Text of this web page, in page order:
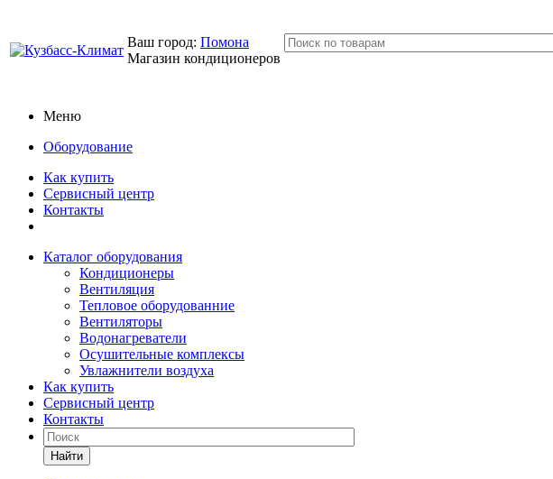
Ваш город: Помона
Магазин кондиционеров
Меню
Оборудование
Как купить
Сервисный центр
Контакты
Каталог оборудования
Кондиционеры
Вентиляция
Тепловое оборудованние
Вентиляторы
Водонагреватели
Осушительные комплексы
Увлажнители воздуха
Как купить
Сервисный центр
Контакты
Найти